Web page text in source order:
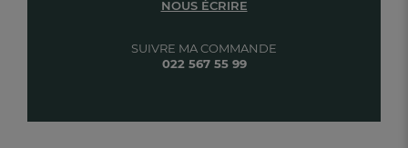
SUIVRE MA COMMANDE
022 567 55 99
NOUS ÉCRIRE